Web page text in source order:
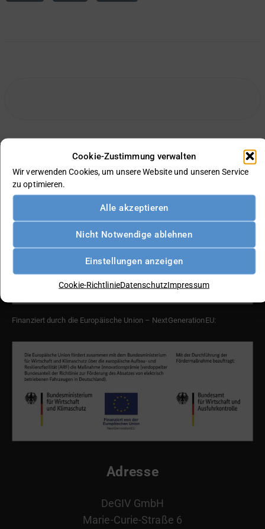
Cookie-Zustimmung verwalten
Wir verwenden Cookies, um unsere Website und unseren Service
zu optimieren.
Alle akzeptieren
Nicht Notwendige ablehnen
Einstellungen anzeigen
Cookie-RichtlinieDatenschutzImpressum
Gefördert durch den Freistaat Sachsen:
Finanziert durch die Europäische Union – NextGenerationEU:
Adresse
DeGIV GmbH
Marie-Curie-Straße 6